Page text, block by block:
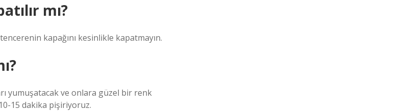
mı?
kapağını kesinlikle kapatmayın.
yumuşatacak ve onlara güzel bir renk
15 dakika pişiriyoruz.